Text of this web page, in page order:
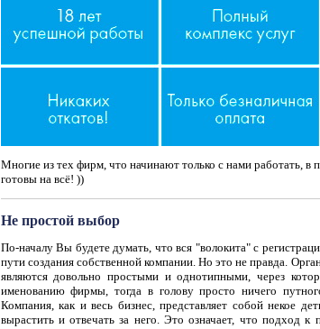
Многие из тех фирм, что начинают только с нами работать,
готовы на всё! ))
Не простой выбор
По-началу Вы будете думать, что вся "волокита" с
пути создания собственной компании. Но это не правда.
являются довольно простыми и однотипными, через
именованию фирмы, тогда в голову просто ничего
Компания, как и весь бизнес, представляет собой некое
вырастить и отвечать за него. Это означает, что подход